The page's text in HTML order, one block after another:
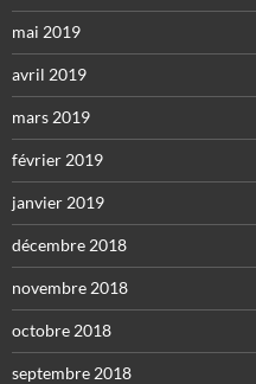
mai 2019
avril 2019
mars 2019
février 2019
janvier 2019
décembre 2018
novembre 2018
octobre 2018
septembre 2018